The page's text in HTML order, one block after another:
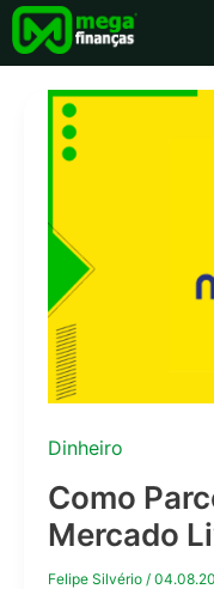
para
conteúdo
Dinheiro
Como
Mercado
Felipe Silvério /